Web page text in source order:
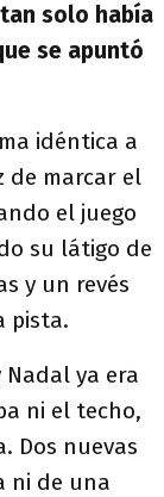
solo había
se apuntó
idéntica a
de marcar el
el juego
su látigo de
y un revés
pista.
ya era
ni el techo,
Dos nuevas
ni de una